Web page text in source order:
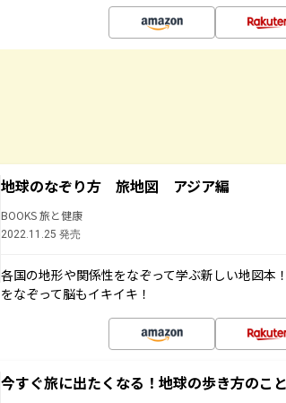
地球のなぞり方 旅地図 アジア編
BOOKS 旅と健康
2022.11.25 発売
各国の地形や関係性をなぞって学ぶ新しい地図本
をなぞって脳もイキイキ！
今すぐ旅に出たくなる！地球の歩き方のこ